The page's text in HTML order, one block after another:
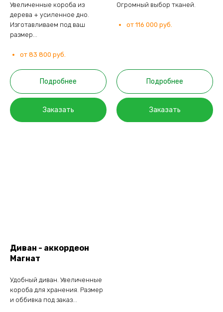
Увеличенные короба из
дерева + усиленное дно.
Изготавливаем под ваш
размер...
от 83 800 руб.
Подробнее
Заказать
Огромный выбор тканей.
от 116 000 руб.
Подробнее
Заказать
Диван - аккордеон
Магнат
Удобный диван. Увеличенные
короба для хранения. Размер
и оббивка под заказ...